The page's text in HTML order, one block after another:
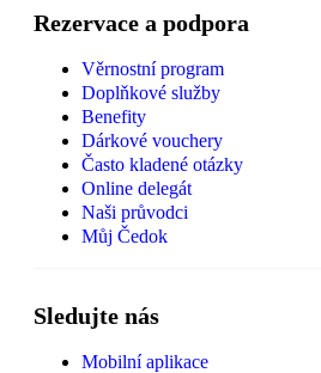
Rezervace a podpora
Věrnostní program
Doplňkové služby
Benefity
Dárkové vouchery
Často kladené otázky
Online delegát
Naši průvodci
Můj Čedok
Sledujte nás
Mobilní aplikace